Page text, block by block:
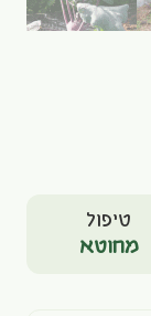
טיפול
מחוטא